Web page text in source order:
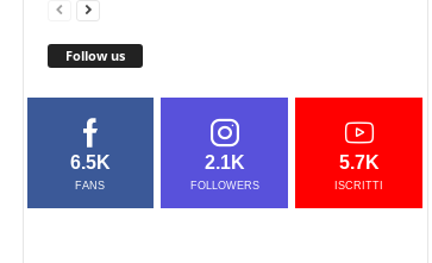
Follow us
6.5K
FANS
2.1K
FOLLOWERS
5.7K
ISCRITTI